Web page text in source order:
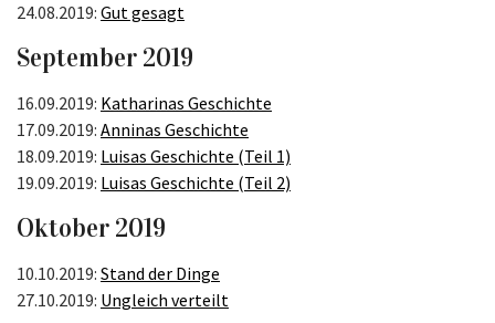
24.08.2019: Gut gesagt
September 2019
16.09.2019: Katharinas Geschichte
17.09.2019: Anninas Geschichte
18.09.2019: Luisas Geschichte (Teil 1)
19.09.2019: Luisas Geschichte (Teil 2)
Oktober 2019
10.10.2019: Stand der Dinge
27.10.2019: Ungleich verteilt